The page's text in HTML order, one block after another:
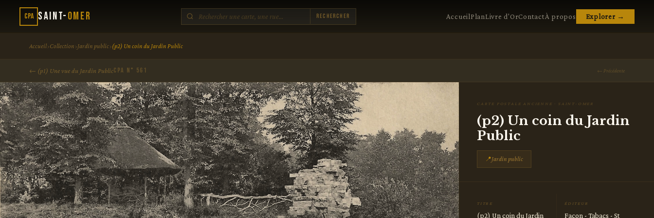
CPA Saint-Omer Rechercher Accueil PlanLivre d'OrContactÀ propos Explorer →
Accueil›Collection ›Jardin public›(p2) Un coin du Jardin Public
← (p1) Une vue du Jardin PublicCPA N° 561 ← Précédente
CARTE POSTALE ANCIENNE · SAINT-OMER
(p2) Un coin du Jardin
Public
📍Jardin public
TITRE
(p2) Un coin du Jardin
ÉDITEUR
Facon - Tabacs - St